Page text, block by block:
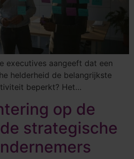
executives aangeeft dat een
helderheid de belangrijkste
beperkt? Het…
op de
strategische